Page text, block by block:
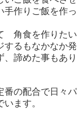
手作りご飯を作
角食を作りたい
するもなかなか
、諦めた事もあ
番の配合で日々
ます。